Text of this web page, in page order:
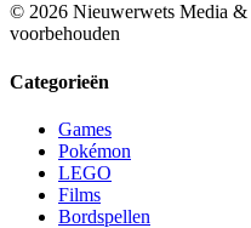
© 2026 Nieuwerwets Media &
voorbehouden
Categorieën
Games
Pokémon
LEGO
Films
Bordspellen